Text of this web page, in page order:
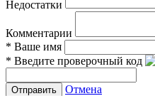
Недостатки
Комментарии
* Ваше имя
* Введите проверочный код
Отмена